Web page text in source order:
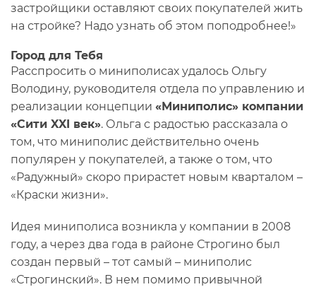
застройщики оставляют своих покупателей жить
на стройке? Надо узнать об этом поподробнее!»
Город для Тебя
Расспросить о миниполисах удалось Ольгу
Володину, руководителя отдела по управлению и
реализации концепции «Миниполис» компании
«Сити XXI век». Ольга с радостью рассказала о
том, что миниполис действительно очень
популярен у покупателей, а также о том, что
«Радужный» скоро прирастет новым кварталом –
«Краски жизни».
Идея миниполиса возникла у компании в 2008
году, а через два года в районе Строгино был
создан первый – тот самый – миниполис
«Строгинский». В нем помимо привычной